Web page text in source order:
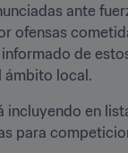
ante
ofensas
de
ámbito local.
en
para